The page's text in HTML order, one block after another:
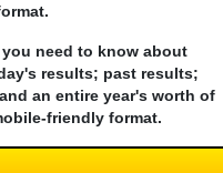
need to know about
results; past results;
an entire year's worth of
friendly format.